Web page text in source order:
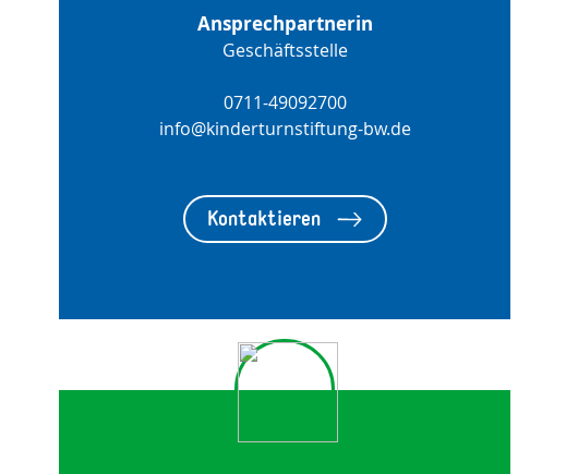
Ansprechpartnerin
Geschäftsstelle
0711-49092700
info@kinderturnstiftung-bw.de
Kontaktieren